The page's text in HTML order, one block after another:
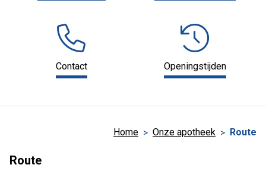
Contact Openingstijden
Home Onze apotheek Route
Route